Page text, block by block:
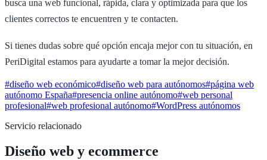
busca una web funcional, rápida, clara y optimizada para que los
clientes correctos te encuentren y te contacten.
Si tienes dudas sobre qué opción encaja mejor con tu situación, en
PeriDigital estamos para ayudarte a tomar la mejor decisión.
#diseño web económico#diseño web para autónomos#página web
autónomo España#presencia online autónomo#web personal
profesional#web profesional autónomo#WordPress autónomos
Servicio relacionado
Diseño web y ecommerce